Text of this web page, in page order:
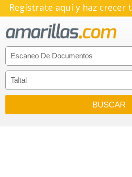
Regístrate aquí y haz crecer